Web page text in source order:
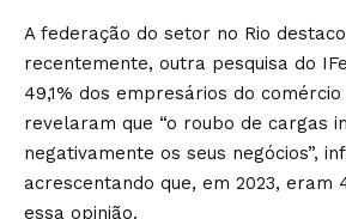
A federação do setor no Rio
recentemente, outra pesquisa do
49,1% dos empresários do
revelaram que “o roubo de cargas
negativamente os seus negócios”,
acrescentando que, em 2023, eram
essa opinião.